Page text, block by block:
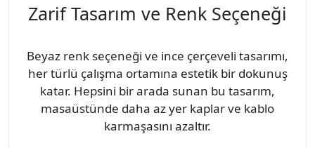
Zarif Tasarım ve Renk Seçeneği
Beyaz renk seçeneği ve ince çerçeveli tasarımı,
her türlü çalışma ortamına estetik bir dokunuş
katar. Hepsini bir arada sunan bu tasarım,
masaüstünde daha az yer kaplar ve kablo
karmaşasını azaltır.